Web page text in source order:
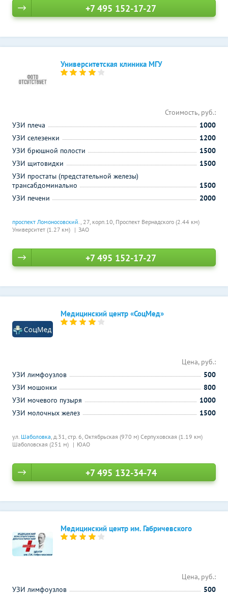
+7 495 152-17-27
Университетская клиника МГУ
проспект Ломоносовский., 27, корп.10, Проспект Вернадского (2.44 км)
Университет (1.27 км)
ЗАО
Стоимость, руб.:
УЗИ плеча
1000
УЗИ селезенки
1200
УЗИ брюшной полости
1500
УЗИ щитовидки
1500
УЗИ простаты (предстательной железы)
трансабдоминально
1500
УЗИ печени
2000
+7 495 152-17-27
Медицинский центр «СоцМед»
ул. Шаболовка, д.31, стр. 6, Октябрьская (970 м) Серпуховская (1.19 км)
Шаболовская (251 м)
ЮАО
Цена, руб.:
УЗИ лимфоузлов
500
УЗИ мошонки
800
УЗИ мочевого пузыря
1000
УЗИ молочных желез
1500
+7 495 132-34-74
Медицинский центр им. Габричевского
Цена, руб.:
УЗИ лимфоузлов
500